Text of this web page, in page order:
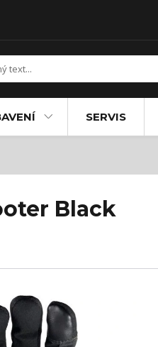
SERVIS
Black